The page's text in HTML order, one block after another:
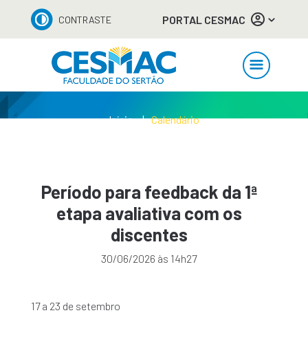
CONTRASTE PORTAL CESMAC
Início Calendário
Período para feedback da 1ª
etapa avaliativa com os
discentes
30/06/2026 às 14h27
17 a 23 de setembro